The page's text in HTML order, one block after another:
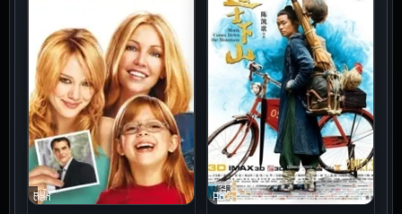
หนัง
ตลก หนัง
HD